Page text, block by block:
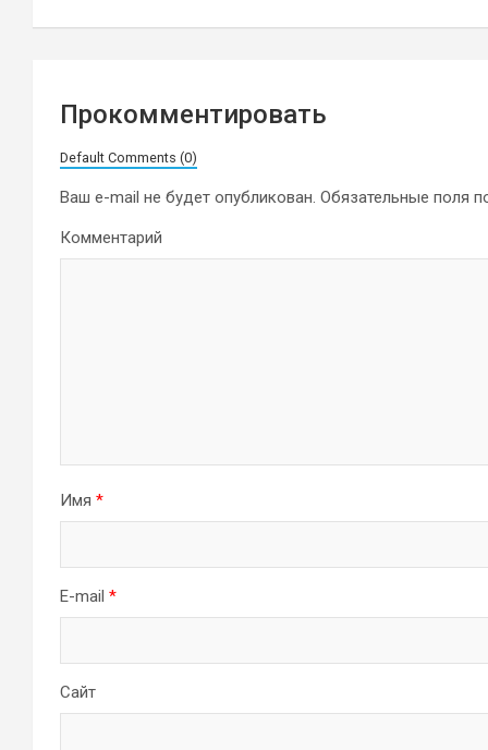
записям
Прокомментировать
Default Comments (0)
Ваш e-mail не будет опубликован. Обязательные поля
Комментарий
Имя *
E-mail *
Сайт